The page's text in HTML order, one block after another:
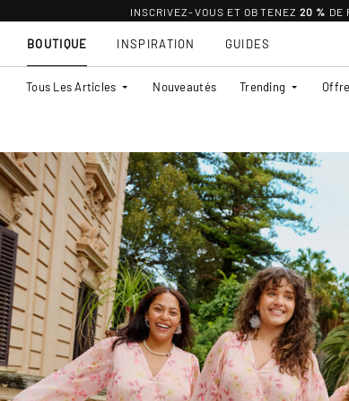
INSCRIVEZ-VOUS ET OBTENEZ 20 % DE
BOUTIQUE
Tous Les Articles Nouveautés Trending
INSPIRATION GUIDES